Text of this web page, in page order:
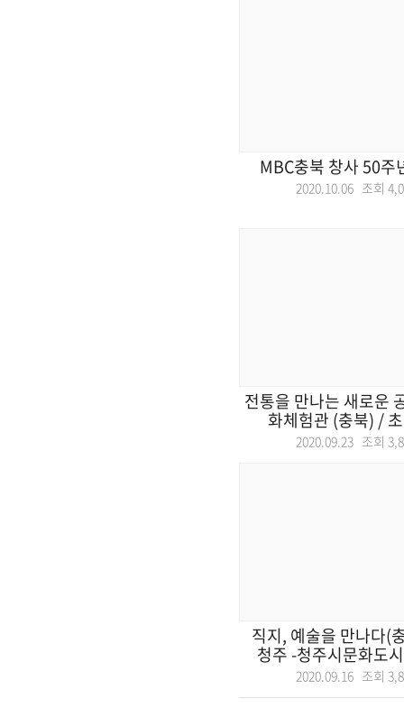
MBC충북 창사 50주
2020.10.06 조회
전통을 만나는 새로운
화체험관 (충북) /
2020.09.23 조회
직지, 예술을 만나다(
청주 -청주시문화도
2020.09.16 조회